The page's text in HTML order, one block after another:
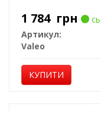
1 784 грн
Артикул:
Valeo
КУПИТИ